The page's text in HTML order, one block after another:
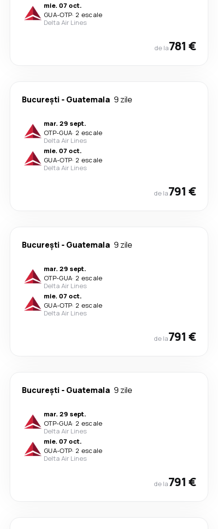
mie. 07 oct.
GUA-OTP· 2 escale
Delta Air Lines
de la781 €
București - Guatemala 9 zile
mar. 29 sept.
OTP-GUA· 2 escale
Delta Air Lines
mie. 07 oct.
GUA-OTP· 2 escale
Delta Air Lines
de la791 €
București - Guatemala 9 zile
mar. 29 sept.
OTP-GUA· 2 escale
Delta Air Lines
mie. 07 oct.
GUA-OTP· 2 escale
Delta Air Lines
de la791 €
București - Guatemala 9 zile
mar. 29 sept.
OTP-GUA· 2 escale
Delta Air Lines
mie. 07 oct.
GUA-OTP· 2 escale
Delta Air Lines
de la791 €